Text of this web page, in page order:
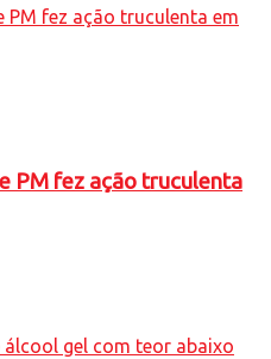
PM fez ação truculenta